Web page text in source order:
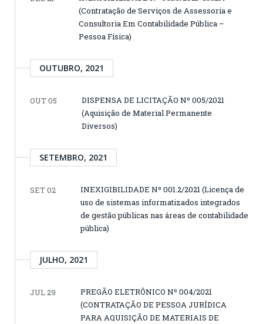
(Contratação de Serviços de Assessoria e
Consultoria Em Contabilidade Pública –
Pessoa Física)
OUTUBRO, 2021
OUT 05
DISPENSA DE LICITAÇÃO Nº 005/2021
(Aquisição de Material Permanente
Diversos)
SETEMBRO, 2021
SET 02
INEXIGIBILIDADE Nº 001.2/2021 (Licença de
uso de sistemas informatizados integrados
de gestão públicas nas áreas de contabilidade
pública)
JULHO, 2021
JUL 29
PREGÃO ELETRÔNICO Nº 004/2021
(CONTRATAÇÃO DE PESSOA JURÍDICA
PARA AQUISIÇÃO DE MATERIAIS DE